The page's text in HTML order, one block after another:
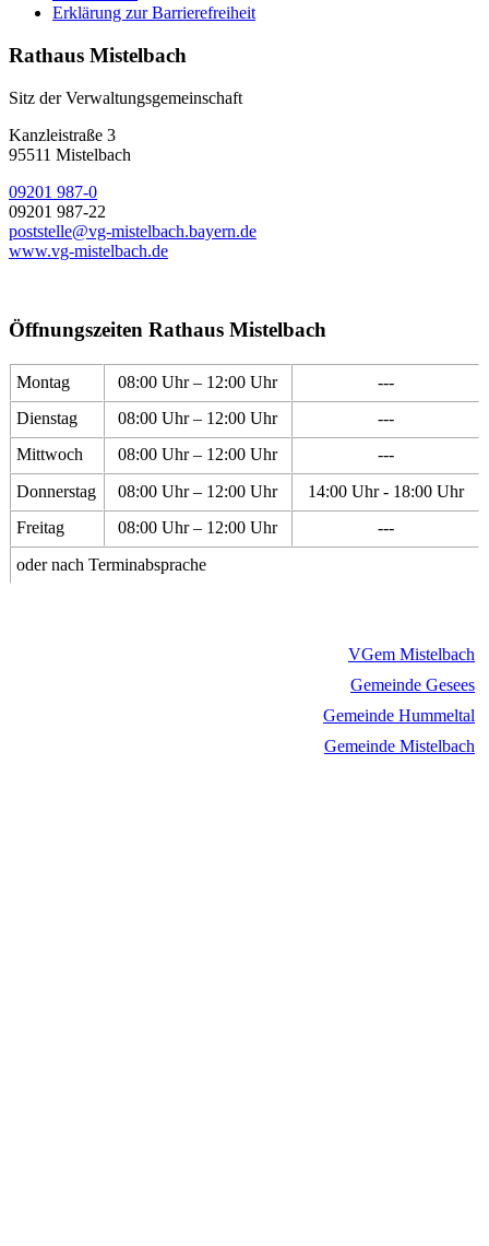
Erklärung zur Barrierefreiheit
Rathaus Mistelbach
Sitz der Verwaltungsgemeinschaft
Kanzleistraße 3
95511 Mistelbach
09201 987-0
09201 987-22
poststelle@vg-mistelbach.bayern.de
www.vg-mistelbach.de
Öffnungszeiten Rathaus Mistelbach
Montag 08:00 Uhr – 12:00 Uhr
---
Dienstag
08:00 Uhr – 12:00 Uhr
---
Mittwoch
08:00 Uhr – 12:00 Uhr
---
Donnerstag
08:00 Uhr – 12:00 Uhr
14:00 Uhr - 18:00 Uhr
Freitag
08:00 Uhr – 12:00 Uhr
---
oder nach Terminabsprache
VGem Mistelbach
Gemeinde Gesees
Gemeinde Hummeltal
Gemeinde Mistelbach